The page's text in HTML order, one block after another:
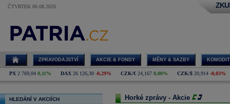
ČTVRTEK 06.08.2026
ZPRAVODAJSTVÍ AKCIE & FONDY MĚNY & SAZBY
PX 2 769,04 0,11% DAX 26 126,30 -0,29% CZK/€ 24,167 0,00% CZK/$ 20,914 -0,03%
HLEDÁNÍ V AKCIÍCH Horké zprávy - Akcie